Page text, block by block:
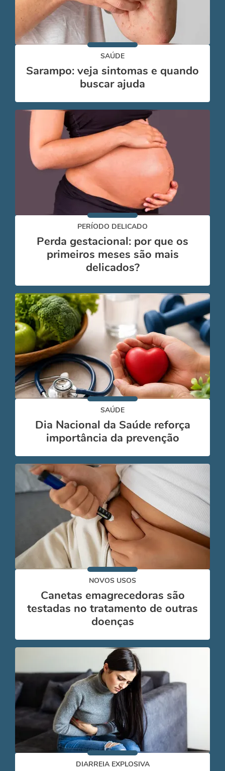
SAÚDE
Sarampo: veja sintomas e quando
buscar ajuda
PERÍODO DELICADO
Perda gestacional: por que os
primeiros meses são mais
delicados?
SAÚDE
Dia Nacional da Saúde reforça
importância da prevenção
NOVOS USOS
Canetas emagrecedoras são
testadas no tratamento de outras
doenças
DIARREIA EXPLOSIVA